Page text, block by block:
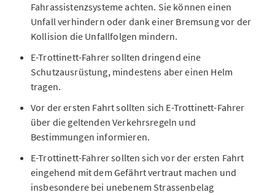
Fahrassistenzsysteme achten. Sie können einen
Unfall verhindern oder dank einer Bremsung vor der
Kollision die Unfallfolgen mindern.
E-Trottinett-Fahrer sollten dringend eine
Schutzausrüstung, mindestens aber einen Helm
tragen.
Vor der ersten Fahrt sollten sich E-Trottinett-Fahrer
über die geltenden Verkehrsregeln und
Bestimmungen informieren.
E-Trottinett-Fahrer sollten sich vor der ersten Fahrt
eingehend mit dem Gefährt vertraut machen und
insbesondere bei unebenem Strassenbelag